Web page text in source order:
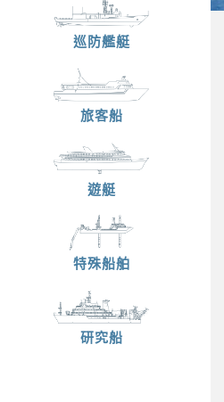
巡防艦艇
旅客船
遊艇
特殊船舶
研究船